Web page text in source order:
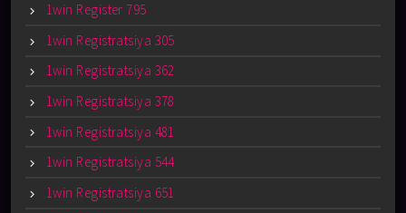
1win Register 795
1win Registratsiya 305
1win Registratsiya 362
1win Registratsiya 378
1win Registratsiya 481
1win Registratsiya 544
1win Registratsiya 651